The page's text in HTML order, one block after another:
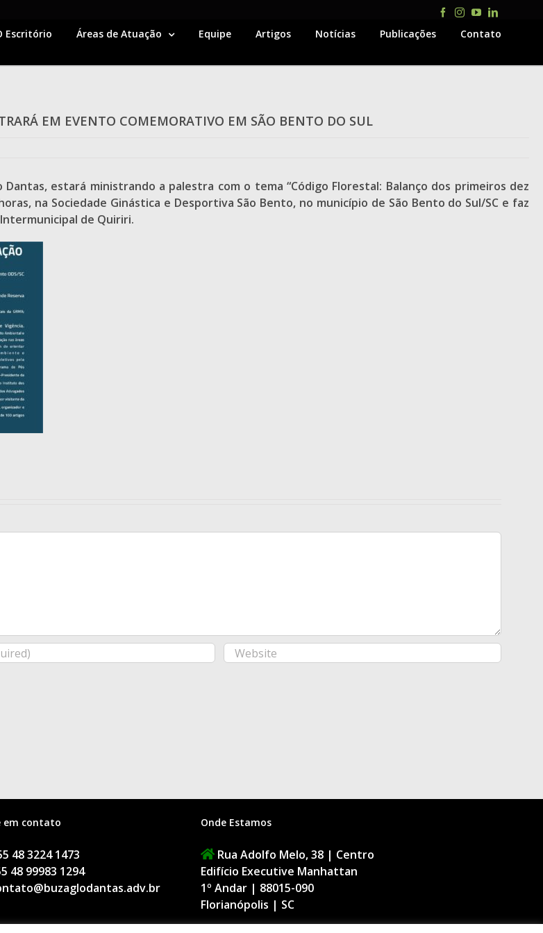
Facebook
Instagram
YouTubeLinkedIn
Escritório Áreas de Atuação Equipe Artigos Notícias Publicações Contato
EM EVENTO COMEMORATIVO EM SÃO BENTO DO SUL
estará ministrando a palestra com o tema “Código Florestal: Balanço dos primeiros dez
na Sociedade Ginástica e Desportiva São Bento, no município de São Bento do Sul/SC e faz
de Quiriri.
em contato
48 3224 1473
48 99983 1294
Onde Estamos
Rua Adolfo Melo, 38 | Centro
Edifício Executive Manhattan
1º Andar | 88015-090
Florianópolis | SC